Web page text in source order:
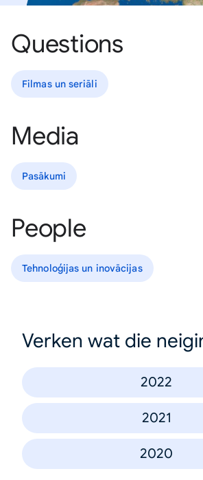
Questions
Filmas un seriāli
Media
Pasākumi
People
Tehnoloģijas un inovācijas
Verken wat die
2022
2021
2020